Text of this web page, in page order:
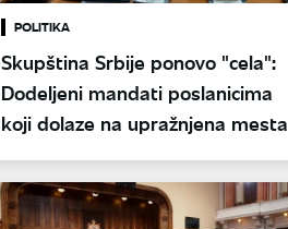
POLITIKA
Skupština Srbije ponovo "cela":
Dodeljeni mandati poslanicima
koji dolaze na upražnjena mesta